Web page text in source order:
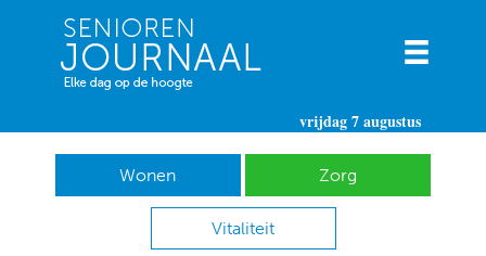
vrijdag 7 augustus
Wonen Zorg
Vitaliteit